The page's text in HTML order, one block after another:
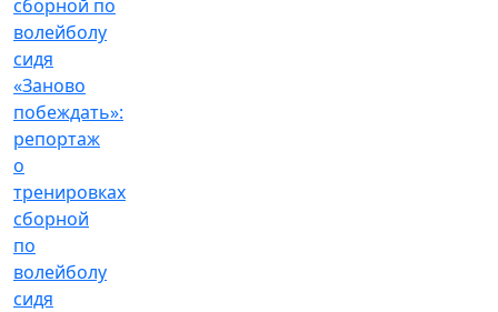
«Заново
побеждать»:
репортаж
о
тренировках
сборной
по
волейболу
сидя